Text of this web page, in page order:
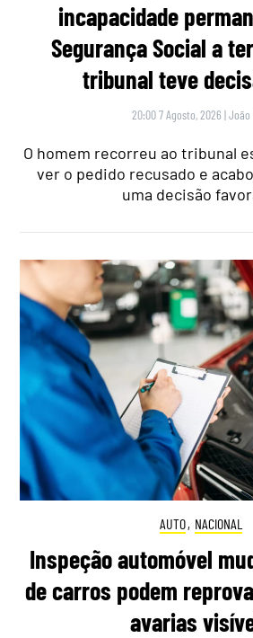
incapacidade
Segurança Social a
tribunal teve
20:00 7 Agosto, 2026 |João
O homem recorreu ao tribunal
ver o pedido recusado e
uma decisão
AUTO, NACIONAL
Inspeção automóvel
de carros podem
avarias